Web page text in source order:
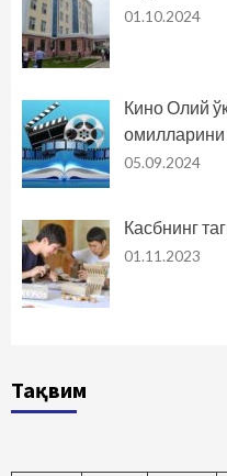
01.10.2024
Кино Олий
05.09.2024
Касбнинг
01.11.2023
Тақвим